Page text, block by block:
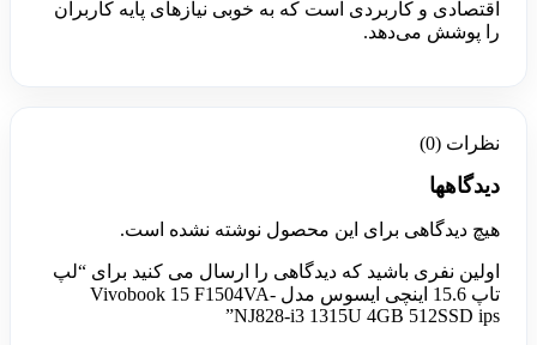
اقتصادی و کاربردی است که به خوبی نیازهای پایه کاربران
را پوشش می‌دهد.
نظرات (0)
دیدگاهها
هیچ دیدگاهی برای این محصول نوشته نشده است.
اولین نفری باشید که دیدگاهی را ارسال می کنید برای “لپ
تاپ 15.6 اینچی ایسوس مدل Vivobook 15 F1504VA-
NJ828-i3 1315U 4GB 512SSD ips”